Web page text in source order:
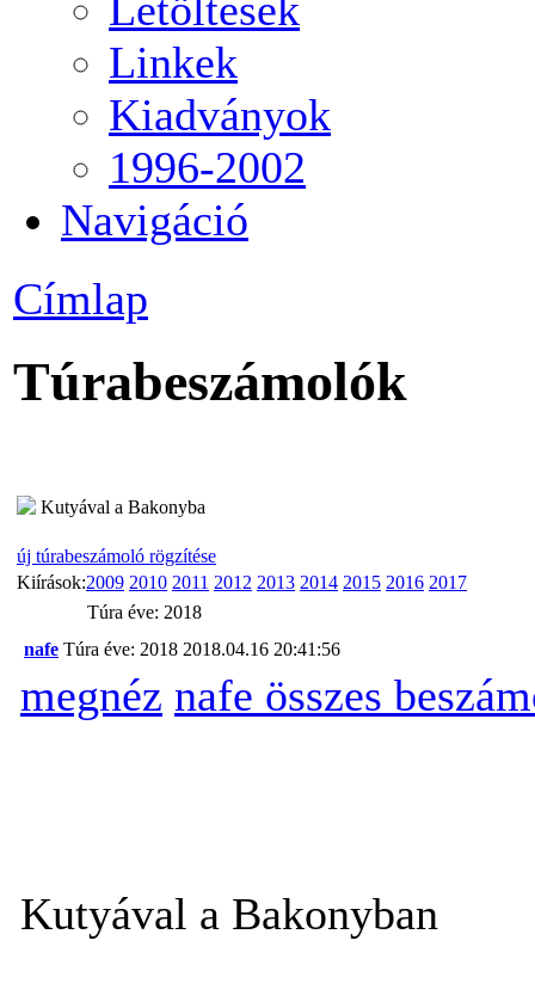
Linkek
Kiadványok
1996-2002
Navigáció
Címlap
Túrabeszámolók
Kutyával a Bakonyba
új túrabeszámoló rögzítése
Kiírások:2009 2010 2011 2012 2013 2014 2015 2016 2017
Túra éve: 2018
nafe Túra éve: 2018 2018.04.16 20:41:56
megnéz nafe összes
Kutyával a Bakonyban